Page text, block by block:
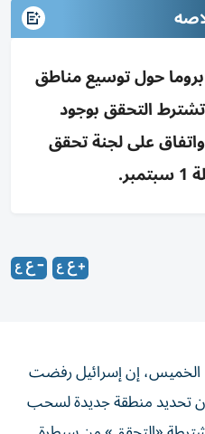
بروما حول توسيع مناطق
التحقق بوجود
على لجنة تحقق
تحديد منطقة جديدة لسحب
«التحقق» من سيطرة